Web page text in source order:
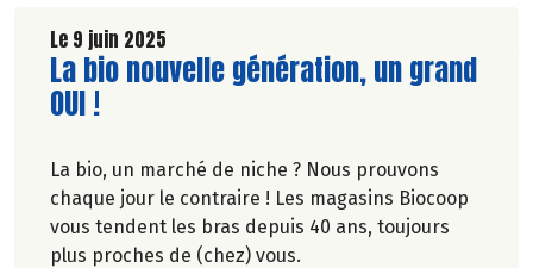
Le 9 juin 2025
Lire la suite de l'article
La bio nouvelle génération, un grand
OUI !
La bio, un marché de niche ? Nous prouvons
chaque jour le contraire ! Les magasins Biocoop
vous tendent les bras depuis 40 ans, toujours
plus proches de (chez) vous.